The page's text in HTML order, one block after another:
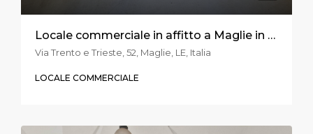
Locale commerciale in affitto a Maglie in via Trento e Trieste
Via Trento e Trieste, 52, Maglie, LE, Italia
LOCALE COMMERCIALE